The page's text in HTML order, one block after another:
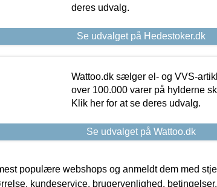
deres udvalg.
Se udvalget på Hedestoker.dk
Wattoo.dk sælger el- og VVS-
over 100.000 varer på hylderne
Klik her for at se deres udvalg.
Se udvalget på Wattoo.dk
populære webshops og anmeldt dem med
kundeservice, brugervenlighed,